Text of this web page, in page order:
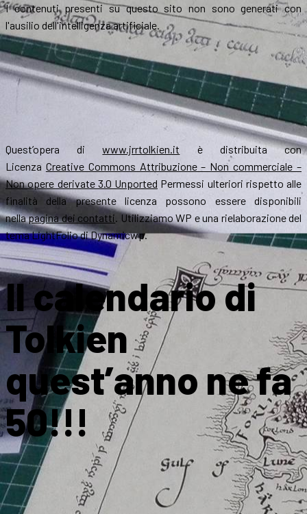
I contenuti presenti su questo sito non sono generati con
l'ausilio dell'intelligenza artificiale.
Quest’opera diwww.jrrtolkien.it è distribuita con
Licenza Creative Commons Attribuzione – Non commerciale –
Non opere derivate 3.0 Unported Permessi ulteriori rispetto alle
finalità della presente licenza possono essere disponibili
nellapagina dei contatti. Utilizziamo WP e una rielaborazione del
tema LightFolio di Dynamicwp.
Il calendario di
Tolkien
quest’anno ne fa
50!!!